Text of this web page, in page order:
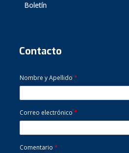
Boletín
Contacto
Nombre y Apellido *
Correo electrónico *
Comentario *